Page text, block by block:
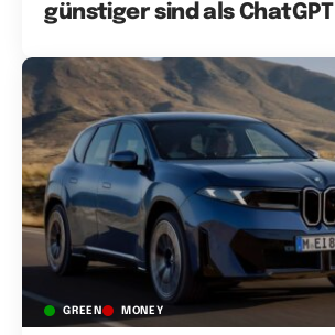
günstiger sind als ChatGPT
GREEN MONEY